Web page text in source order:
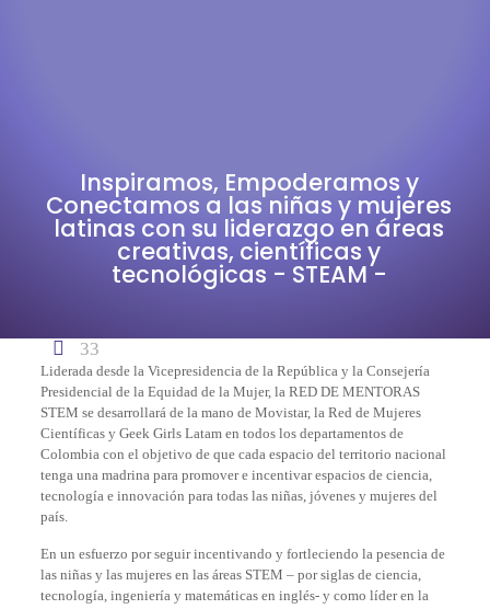
Inspiramos, Empoderamos y
Conectamos a las niñas y mujeres
latinas con su liderazgo en áreas
creativas, científicas y
tecnológicas - STEAM -
33
Liderada desde la Vicepresidencia de la República y la Consejería
Presidencial de la Equidad de la Mujer, la RED DE MENTORAS
STEM se desarrollará de la mano de Movistar, la Red de Mujeres
Científicas y Geek Girls Latam en todos los departamentos de
Colombia con el objetivo de que cada espacio del territorio nacional
tenga una madrina para promover e incentivar espacios de ciencia,
tecnología e innovación para todas las niñas, jóvenes y mujeres del
país.
En un esfuerzo por seguir incentivando y fortleciendo la pesencia de
las niñas y las mujeres en las áreas STEM – por siglas de ciencia,
tecnología, ingeniería y matemáticas en inglés- y como líder en la